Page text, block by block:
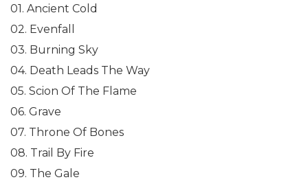
01. Ancient Cold
02. Evenfall
03. Burning Sky
04. Death Leads The Way
05. Scion Of The Flame
06. Grave
07. Throne Of Bones
08. Trail By Fire
09. The Gale